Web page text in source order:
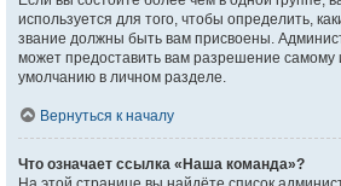
используется для того, чтобы определить,
звание должны быть вам присвоены.
может предоставить вам разрешение самому
умолчанию в личном разделе.
Вернуться к началу
Что означает ссылка «Наша команда»?